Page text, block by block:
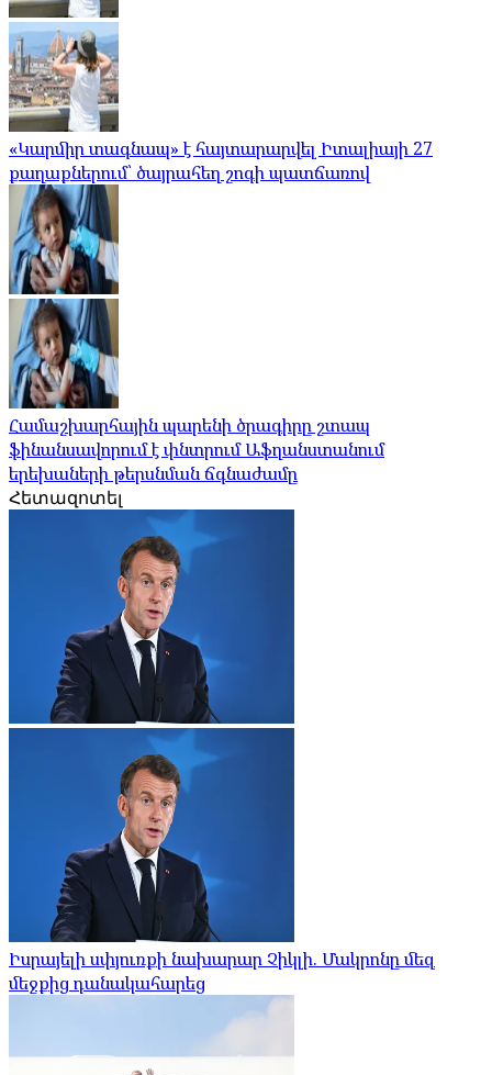
«Կարմիր տագնապ» է հայտարարվել Իտալիայի 27
քաղաքներում՝ ծայրահեղ շոգի պատճառով
Համաշխարհային պարենի ծրագիրը շտապ
ֆինանսավորում է փնտրում Աֆղանստանում
երեխաների թերսնման ճգնաժամը
Հետազոտել
Իսրայելի սփյուռքի նախարար Չիկլի. Մակրոնը մեզ
մեջքից դանակահարեց